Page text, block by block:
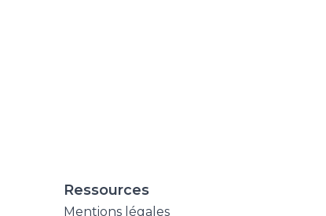
Ressources
Mentions légales